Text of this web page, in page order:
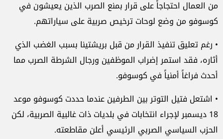
من العمال احتجاجاً على قرار بمنع الصرب الذين يعيشون في
كوسوفو من وضع لوحات ترخيص صربية على سياراتهم.
• رغم تعليق تنفيذ القرار من قبل بريشتينا بسبب الغضب الذي
أثاره، فقد استمر إضراب الموظفين ورجال الشرطة الصرب مما
أحدث فراغاً أمنياً في كوسوفو.
• اشتعل فتيل التوتر بين الطرفين عندما حددت كوسوفو موعد
18 ديسمبر لإجراء انتخابات في بلديات ذات غالبية الصربية، لكن
الحزب السياسي الصربي الرئيسي أعلن مقاطعته.